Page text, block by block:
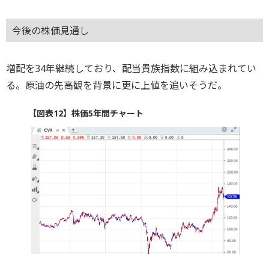
今後の株価見通し
増配を34年継続しており、配当貴族指数に組み込まれてい
る。原油の先高観を背景に更に上値を追いそうだ。
【図表12】株価5年間チャート